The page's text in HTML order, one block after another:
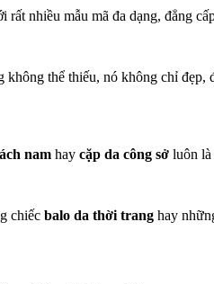
nhiều mẫu mã đa dạng, đẳng
thể thiếu, nó không chỉ
nam hay cặp da công sở luôn
chiếc balo da thời trang hay